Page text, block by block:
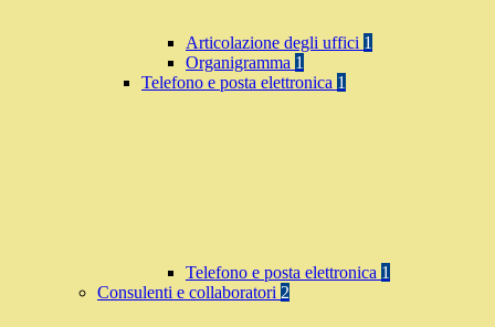
Articolazione degli uffici 1
Organigramma 1
Telefono e posta elettronica 1
Telefono e posta elettronica 1
Consulenti e collaboratori 2